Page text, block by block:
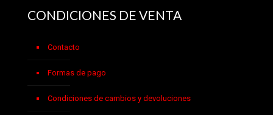
CONDICIONES DE VENTA
Contacto
Formas de pago
Condiciones de cambios y devoluciones